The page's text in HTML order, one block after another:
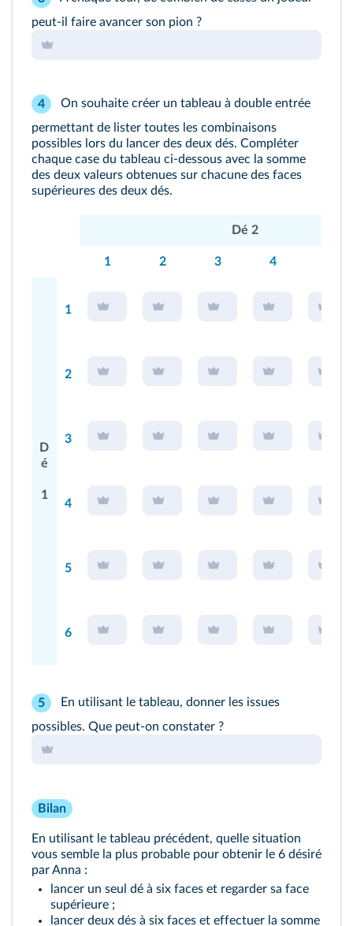
peut‑il faire avancer son pion ?
4
On souhaite créer un tableau à double entrée
permettant de lister toutes les combinaisons
possibles lors du lancer des deux dés. Compléter
chaque case du tableau ci‑dessous avec la somme
des deux valeurs obtenues sur chacune des faces
supérieures des deux dés.
Dé 2
1 2 3 4
D
é
1
1
2
3
4
5
6
5
En utilisant le tableau, donner les issues
possibles. Que peut‑on constater ?
Bilan
En utilisant le tableau précédent, quelle situation
vous semble la plus probable pour obtenir le 6 désiré
par Anna :
lancer un seul dé à six faces et regarder sa face
supérieure ;
lancer deux dés à six faces et effectuer la somme